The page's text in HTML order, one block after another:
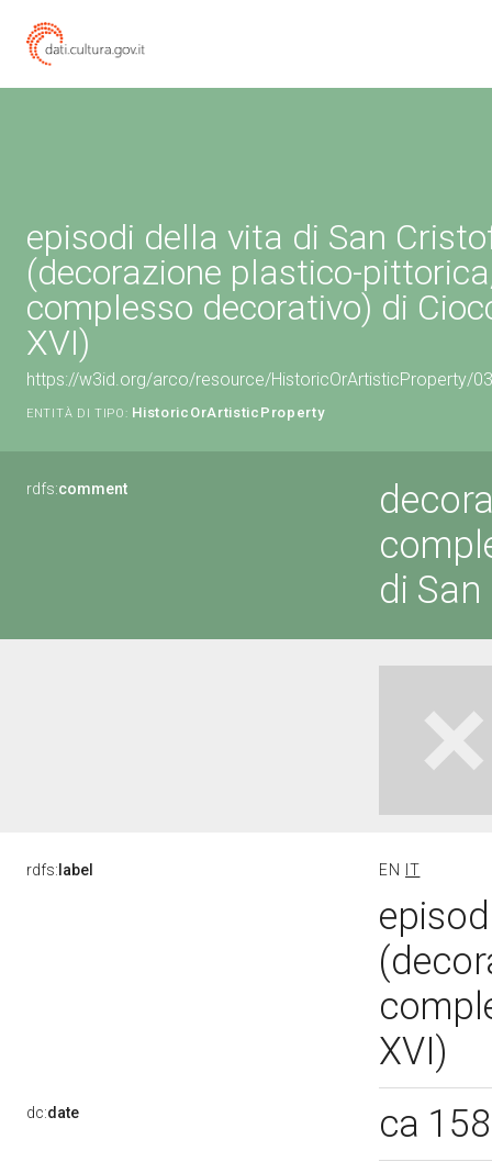
episodi della vita di San
(decorazione plastico-
complesso decorativo) di
XVI)
https://w3id.org/arco/resource/HistoricOrArtisticProperty/
ENTITÀ DI TIPO: HistoricOrArtisticProperty
rdfs:comment
di
rdfs: label EN IT
XVI)
dc:date ca